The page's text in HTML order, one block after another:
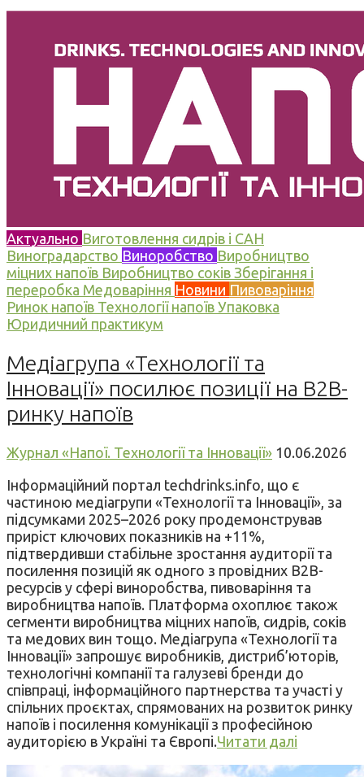
Актуально Виготовлення сидрів і САН
Виноградарство Виноробство Виробництво
міцних напоїв Виробництво соків Зберігання і
переробка Медоваріння Новини Пивоваріння
Ринок напоїв Технології напоїв Упаковка
Юридичний практикум
Медіагрупа «Технології та
Інновації» посилює позиції на B2B-
ринку напоїв
Журнал «Напої. Технології та Інновації» 10.06.2026
Інформаційний портал techdrinks.info, що є
частиною медіагрупи «Технології та Інновації», за
підсумками 2025–2026 року продемонстрував
приріст ключових показників на +11%,
підтвердивши стабільне зростання аудиторії та
посилення позицій як одного з провідних B2B-
ресурсів у сфері виноробства, пивоваріння та
виробництва напоїв. Платформа охоплює також
сегменти виробництва міцних напоїв, сидрів, соків
та медових вин тощо. Медіагрупа «Технології та
Інновації» запрошує виробників, дистриб’юторів,
технологічні компанії та галузеві бренди до
співпраці, інформаційного партнерства та участі у
спільних проєктах, спрямованих на розвиток ринку
напоїв і посилення комунікації з професійною
аудиторією в Україні та Європі.Читати далі